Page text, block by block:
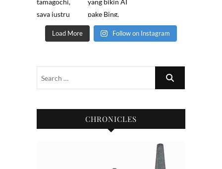
Load More Follow on Instagram
CHRONICLES